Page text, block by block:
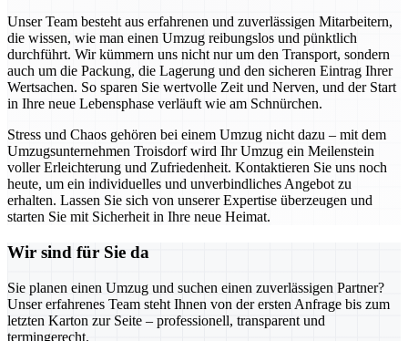
Unser Team besteht aus erfahrenen und zuverlässigen Mitarbeitern,
die wissen, wie man einen Umzug reibungslos und pünktlich
durchführt. Wir kümmern uns nicht nur um den Transport, sondern
auch um die Packung, die Lagerung und den sicheren Eintrag Ihrer
Wertsachen. So sparen Sie wertvolle Zeit und Nerven, und der Start
in Ihre neue Lebensphase verläuft wie am Schnürchen.
Stress und Chaos gehören bei einem Umzug nicht dazu – mit dem
Umzugsunternehmen Troisdorf wird Ihr Umzug ein Meilenstein
voller Erleichterung und Zufriedenheit. Kontaktieren Sie uns noch
heute, um ein individuelles und unverbindliches Angebot zu
erhalten. Lassen Sie sich von unserer Expertise überzeugen und
starten Sie mit Sicherheit in Ihre neue Heimat.
Wir sind für Sie da
Sie planen einen Umzug und suchen einen zuverlässigen Partner?
Unser erfahrenes Team steht Ihnen von der ersten Anfrage bis zum
letzten Karton zur Seite – professionell, transparent und
termingerecht.